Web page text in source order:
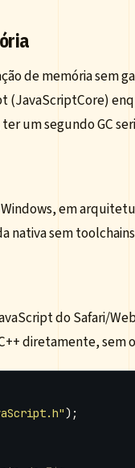
de memória sem
(JavaScriptCore)
um segundo GC
em
nativa sem
do Safari/
diretamente, sem
);